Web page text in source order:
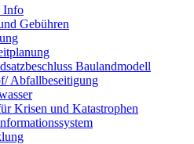
Info
Gebühren
Baulandmodell
Abfallbeseitigung
Krisen und Katastrophen